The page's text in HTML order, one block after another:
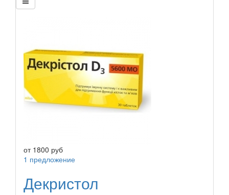
от 1800 руб
1 предложение
Декристол